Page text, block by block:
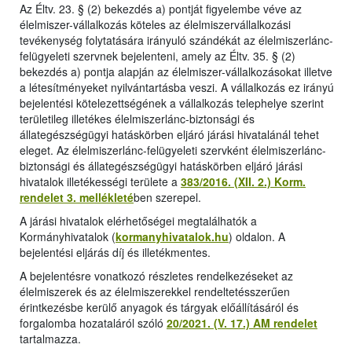
Az Éltv. 23. § (2) bekezdés a) pontját figyelembe véve az
élelmiszer-vállalkozás köteles az élelmiszervállalkozási
tevékenység folytatására irányuló szándékát az élelmiszerlánc-
felügyeleti szervnek bejelenteni, amely az Éltv. 35. § (2)
bekezdés a) pontja alapján az élelmiszer-vállalkozásokat illetve
a létesítményeket nyilvántartásba veszi. A vállalkozás ez irányú
bejelentési kötelezettségének a vállalkozás telephelye szerint
területileg illetékes élelmiszerlánc-biztonsági és
állategészségügyi hatáskörben eljáró járási hivatalánál tehet
eleget. Az élelmiszerlánc-felügyeleti szervként élelmiszerlánc-
biztonsági és állategészségügyi hatáskörben eljáró járási
hivatalok illetékességi területe a 383/2016. (XII. 2.) Korm.
rendelet 3. mellékletében szerepel.
A járási hivatalok elérhetőségei megtalálhatók a
Kormányhivatalok (kormanyhivatalok.hu) oldalon. A
bejelentési eljárás díj és illetékmentes.
A bejelentésre vonatkozó részletes rendelkezéseket az
élelmiszerek és az élelmiszerekkel rendeltetésszerűen
érintkezésbe kerülő anyagok és tárgyak előállításáról és
forgalomba hozataláról szóló 20/2021. (V. 17.) AM rendelet
tartalmazza.